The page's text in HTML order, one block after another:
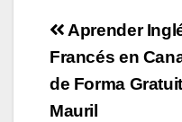
de
entradas
Aprender
Francés en
de Forma
Mauril